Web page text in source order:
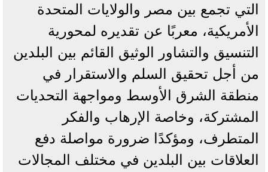
التي تجمع بين مصر والولايات المتحدة
الأمريكية، معربًا عن تقديره لمحورية
التنسيق والتشاور الوثيق القائم بين البلدين
من أجل تحقيق السلم والاستقرار في
منطقة الشرق الأوسط ومواجهة التحديات
المشتركة، وخاصة الإرهاب والفكر
المتطرف، ومؤكدًا ضرورة مواصلة دفع
العلاقات بين البلدين في مختلف المجالات